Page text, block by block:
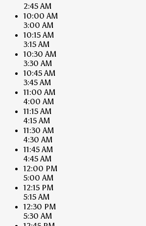
2:45 AM
10:00 AM
3:00 AM
10:15 AM
3:15 AM
10:30 AM
3:30 AM
10:45 AM
3:45 AM
11:00 AM
4:00 AM
11:15 AM
4:15 AM
11:30 AM
4:30 AM
11:45 AM
4:45 AM
12:00 PM
5:00 AM
12:15 PM
5:15 AM
12:30 PM
5:30 AM